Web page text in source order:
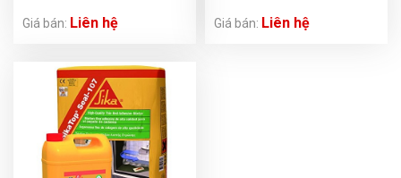
Giá bán: Liên hệ Giá bán: Liên hệ